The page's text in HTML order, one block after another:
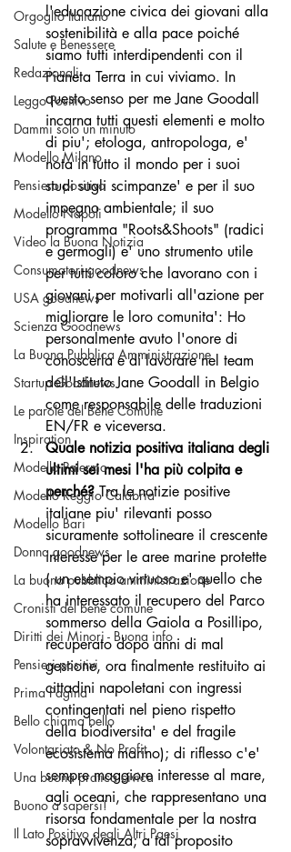
Orgoglio Italiano
Salute e Benessere
Redazionali
Leggo Positivo
Dammi solo un minuto
Modello Milano
Pensiero positivo
Modello Napoli
Video la Buona Notizia
Consumatori goodnews
USA goodnews
Scienza Goodnews
La Buona Pubblica Amministrazione
Startup Goodnews
Le parole del Bene Comune
Inspiration
Modello Palermo
Modello Reggio Calabria
Modello Bari
Donna goodnews
La buona pubblica amministrazione
Cronisti del bene comune
Diritti dei Minori - Buona info
Pensieri positivi
Prima Pagina
Bello chiama bello
Volontariato & No Profit
Una buona pratica civica
Buono a sapersi!
Il Lato Positivo degli Altri Paesi
l'educazione civica dei giovani alla
sostenibilità e alla pace poiché
siamo tutti interdipendenti con il
Pianeta Terra in cui viviamo. In
questo senso per me Jane Goodall
incarna tutti questi elementi e molto
di piu'; etologa, antropologa, e'
nota in tutto il mondo per i suoi
studi sugli scimpanze' e per il suo
impegno ambientale; il suo
programma "Roots&Shoots" (radici
e germogli) e' uno strumento utile
per tutti coloro che lavorano con i
giovani per motivarli all'azione per
migliorare le loro comunita': Ho
personalmente avuto l'onore di
conoscerla e di lavorare nel team
dell'Istituto Jane Goodall in Belgio
come responsabile delle traduzioni
EN/FR e viceversa.
Quale notizia positiva italiana degli
ultimi sei mesi l'ha più colpita e
perché? Tra le notizie positive
italiane piu' rilevanti posso
sicuramente sottolineare il crescente
interesse per le aree marine protette
( un esempio virtuoso e' quello che
ha interessato il recupero del Parco
sommerso della Gaiola a Posillipo,
recuperato dopo anni di mal
gestione, ora finalmente restituito ai
cittadini napoletani con ingressi
contingentati nel pieno rispetto
della biodiversita' e del fragile
ecosistema marino); di riflesso c'e'
sempre maggiore interesse al mare,
agli oceani, che rappresentano una
risorsa fondamentale per la nostra
sopravvivenza; a tal proposito